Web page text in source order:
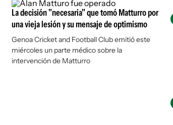
La decisión "necesaria" que tomó Matturro por
una vieja lesión y su mensaje de optimismo
Genoa Cricket and Football Club emitió este
miércoles un parte médico sobre la
intervención de Matturro